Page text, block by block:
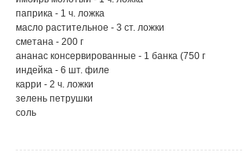
паприка - 1 ч. ложка
масло растительное - 3 ст. ложки
сметана - 200 г
ананас консервированные - 1 банка (750 г
индейка - 6 шт. филе
карри - 2 ч. ложки
зелень петрушки
соль